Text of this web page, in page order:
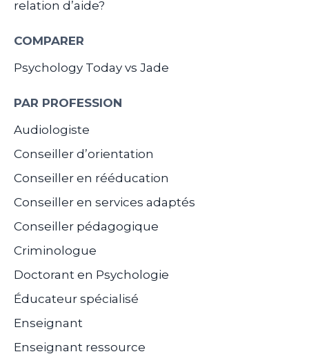
relation d’aide?
COMPARER
Psychology Today vs Jade
PAR PROFESSION
Audiologiste
Conseiller d’orientation
Conseiller en rééducation
Conseiller en services adaptés
Conseiller pédagogique
Criminologue
Doctorant en Psychologie
Éducateur spécialisé
Enseignant
Enseignant ressource